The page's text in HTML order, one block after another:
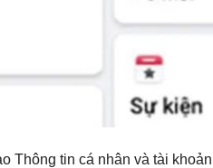
Thông tin cá nhân và tài